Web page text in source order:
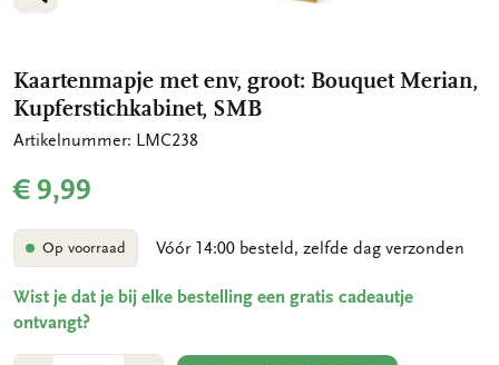
VERGROOT AFBEELDING
VERGROOT AFBEELDING
VERGROOT AFBEELDING
Kaartenmapje met env, groot: Bouquet Merian,
Kupferstichkabinet, SMB
Artikelnummer: LMC238
€ 9,99
Op voorraad Vóór 14:00 besteld, zelfde dag verzonden
Wist je dat je bij elke bestelling een gratis cadeautje
ontvangt?